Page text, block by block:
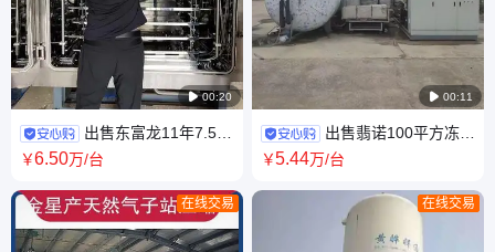
 00:20
出售东富龙11年7.56
平方真空冷冻干燥机 手续齐全
￥6.50万/台
在线交易
 00:11
出售翡诺100平方冻干
机 前箱带降温功能 无需冷库
￥5.44万/台
在线交易